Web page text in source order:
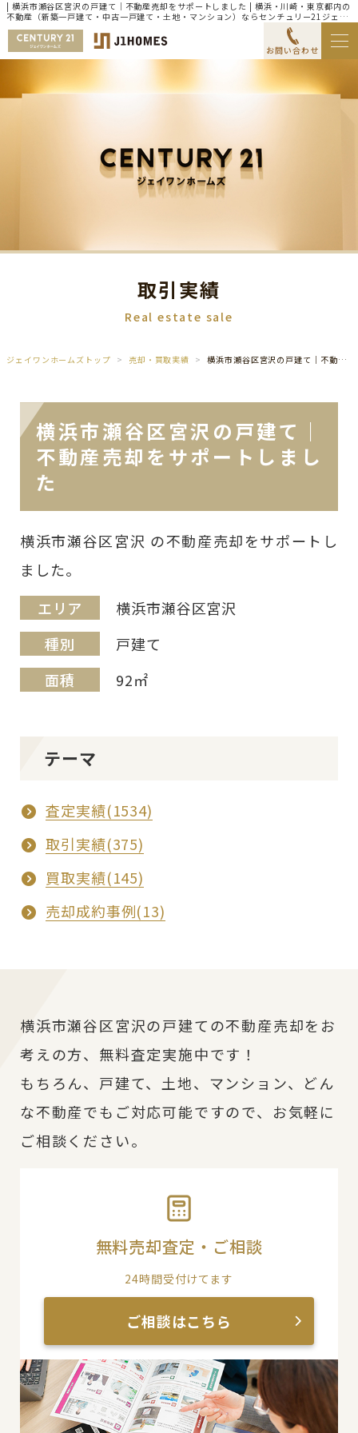
| 横浜市瀬谷区宮沢の戸建て｜不動産売却をサポートしました | 横浜・川崎・東京都内の
不動産（新築一戸建て・中古一戸建て・土地・マンション）ならセンチュリー21ジェイ
ワンホームズ
お問い合わせ
取引実績
Real estate sale
ジェイワンホームズトップ 売却・買取実績 横浜市瀬谷区宮沢の戸建て｜不動産売却をサポートしました
横浜市瀬谷区宮沢の戸建て｜
不動産売却をサポートしまし
た
横浜市瀬谷区宮沢 の不動産売却をサポートし
ました。
エリア
横浜市瀬谷区宮沢
種別
戸建て
面積
92㎡
テーマ
査定実績(1534)
取引実績(375)
買取実績(145)
売却成約事例(13)
横浜市瀬谷区宮沢の戸建ての不動産売却をお
考えの方、無料査定実施中です！
もちろん、戸建て、土地、マンション、どん
な不動産でもご対応可能ですので、お気軽に
ご相談ください。
無料売却査定・ご相談
24時間受付けてます
ご相談はこちら